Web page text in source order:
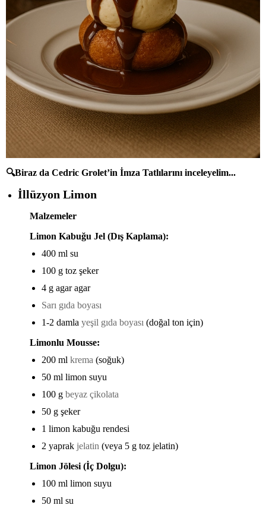
🔍Biraz da Cedric Grolet’in İmza Tatlılarını inceleyelim...
İllüzyon Limon
Malzemeler
Limon Kabuğu Jel (Dış Kaplama):
400 ml su
100 g toz şeker
4 g agar agar
Sarı gıda boyası
1-2 damla yeşil gıda boyası (doğal ton için)
Limonlu Mousse:
200 ml krema (soğuk)
50 ml limon suyu
100 g beyaz çikolata
50 g şeker
1 limon kabuğu rendesi
2 yaprak jelatin (veya 5 g toz jelatin)
Limon Jölesi (İç Dolgu):
100 ml limon suyu
50 ml su